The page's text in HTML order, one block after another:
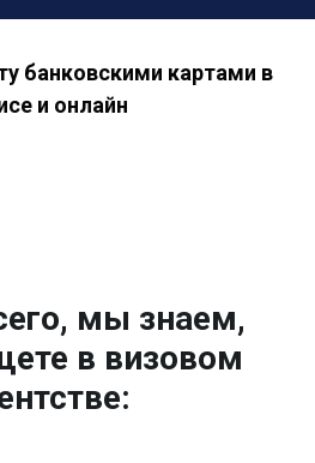
банковскими картами в
и онлайн
мы знаем,
в визовом